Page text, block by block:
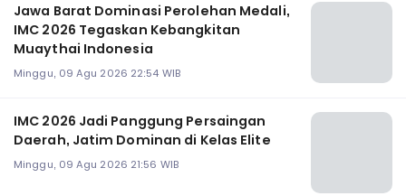
Jawa Barat Dominasi Perolehan Medali,
IMC 2026 Tegaskan Kebangkitan
Muaythai Indonesia
Minggu, 09 Agu 2026 22:54 WIB
‎IMC 2026 Jadi Panggung Persaingan
Daerah, Jatim Dominan di Kelas Elite
Minggu, 09 Agu 2026 21:56 WIB